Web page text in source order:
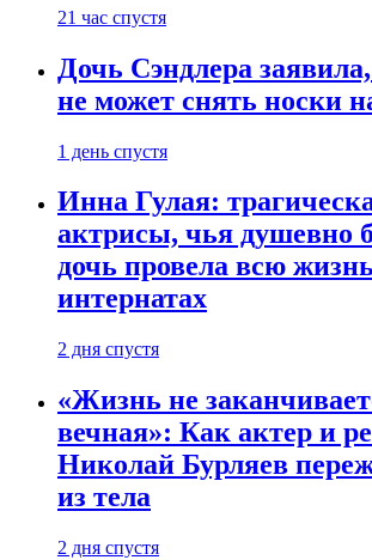
21 час спустя
Дочь Сэндлера
не может снять носки
1 день спустя
Инна Гулая:
актрисы, чья душевно
дочь провела всю
интернатах
2 дня спустя
«Жизнь не
вечная»: Как актер и
Николай Бурляев
из тела
2 дня спустя